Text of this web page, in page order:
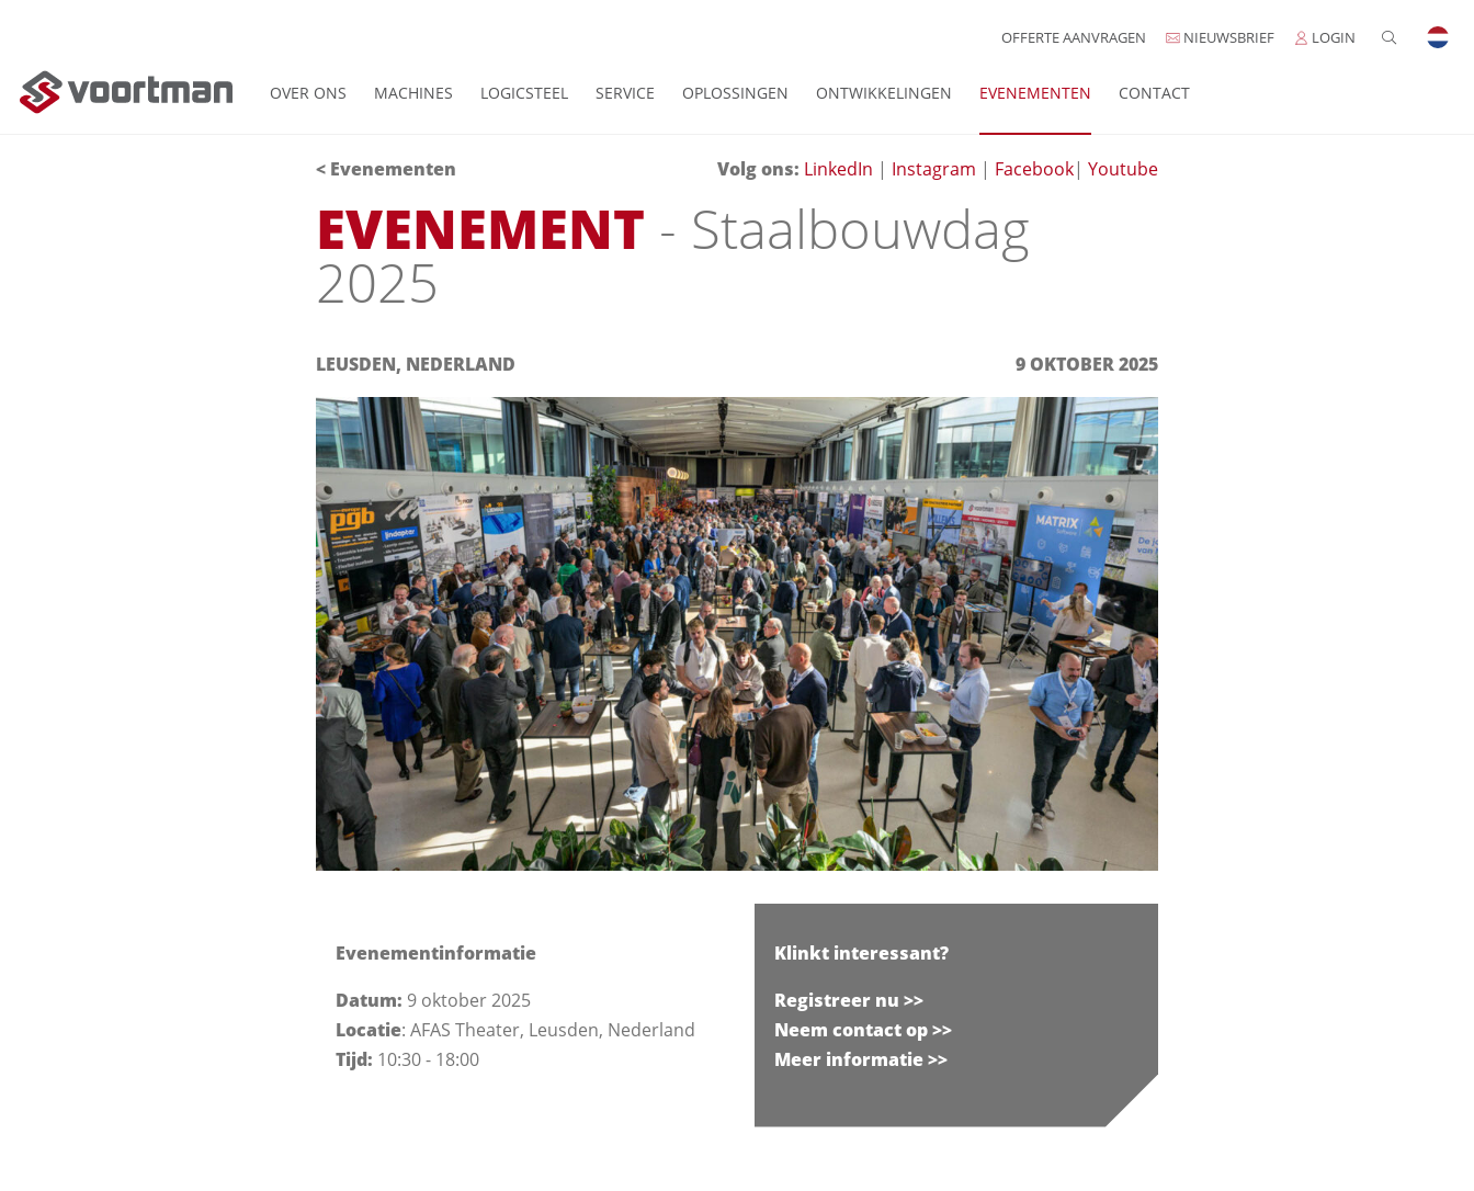
OFFERTE AANVRAGEN NIEUWSBRIEF LOGIN
OVER ONS MACHINES LOGICSTEEL SERVICE OPLOSSINGEN ONTWIKKELINGEN EVENEMENTEN CONTACT
< Evenementen Volg ons: LinkedIn | Instagram | Facebook| Youtube
EVENEMENT - Staalbouwdag
2025
LEUSDEN, NEDERLAND 9 OKTOBER 2025
Evenementinformatie
Datum: 9 oktober 2025
Locatie: AFAS Theater, Leusden, Nederland
Tijd: 10:30 - 18:00
Klinkt interessant?
Registreer nu >>
Neem contact op>>
Meer informatie >>